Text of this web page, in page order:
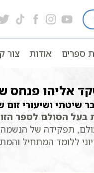
ספרים אודות צור
אליהו פנחס
שיטתי ושיעורי זום
בעל הסולם לספר
תפקידה של הנשמה,
ללומד המתחיל